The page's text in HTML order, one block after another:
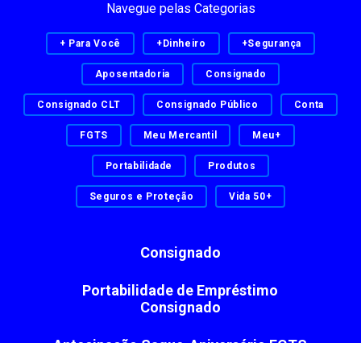
Consignado
Portabilidade de Empréstimo
Consignado
Navegue pelas Categorias
+ Para Você +Dinheiro +Segurança
Aposentadoria Consignado
Consignado CLT Consignado Público Conta
FGTS Meu Mercantil Meu+
Portabilidade Produtos
Seguros e Proteção Vida 50+